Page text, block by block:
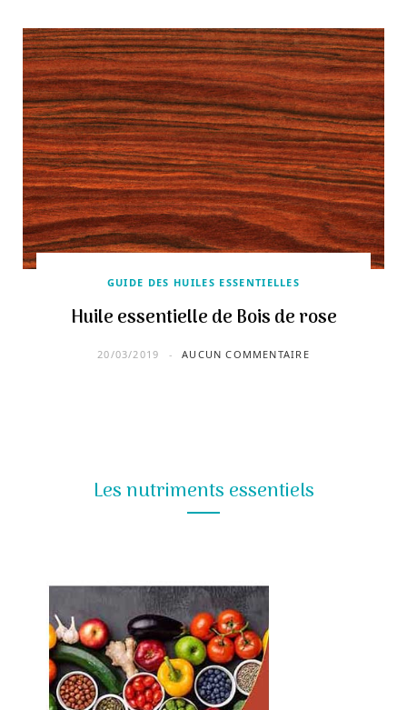
GUIDE DES HUILES ESSENTIELLES
Huile essentielle de Bois de rose
20/03/2019 AUCUN COMMENTAIRE
Les nutriments essentiels